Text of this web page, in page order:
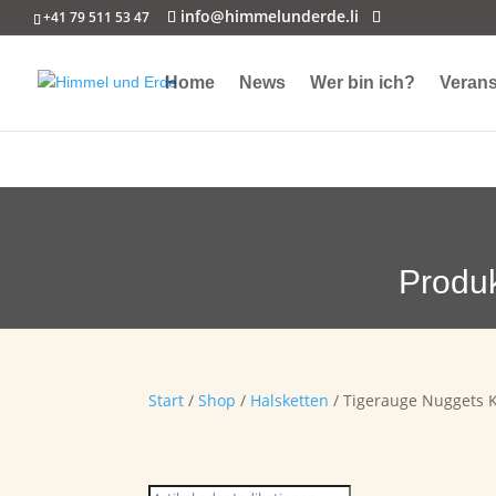
+41 79 511 53 47 info@himmelunderde.li
Home News Wer bin ich?
Start /Shop / Halsketten / Tigerauge Nuggets